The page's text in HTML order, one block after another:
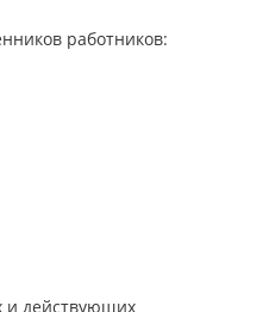
работников:
и действующих